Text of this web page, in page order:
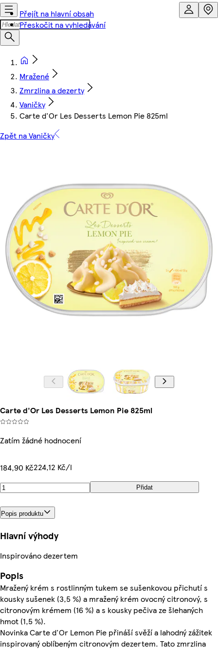
Přejít na hlavní obsah
Přeskočit na vyhledávání
Mražené
Zmrzlina a dezerty
Vaničky
Carte d'Or Les Desserts Lemon Pie 825ml
Zpět na Vaničky
Carte d'Or Les Desserts Lemon Pie 825ml
Zatím žádné hodnocení
184,90 Kč224,12 Kč/l
Přidat
Popis produktu
Hlavní výhody
Inspirováno dezertem
Popis
Mražený krém s rostlinným tukem se sušenkovou přichutí s
kousky sušenek (3,5 %) a mražený krém ovocný citronový, s
citronovým krémem (16 %) a s kousky pečiva ze šlehaných
hmot (1,5 %).
Novinka Carte d'Or Lemon Pie přináší svěží a lahodný zážitek
inspirovaný oblíbeným citronovým dezertem. Tato zmrzlina